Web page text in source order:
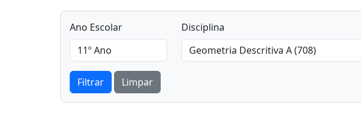
Ano Escolar Disciplina
Filtrar Limpar